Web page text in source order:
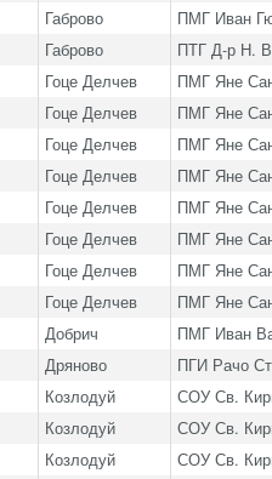
Габрово ПМГ Иван
Габрово ПТГ Д-р Н.
Гоце Делчев ПМГ Яне
Гоце Делчев ПМГ Яне
Гоце Делчев ПМГ Яне
Гоце Делчев ПМГ Яне
Гоце Делчев ПМГ Яне
Гоце Делчев ПМГ Яне
Гоце Делчев ПМГ Яне
Гоце Делчев ПМГ Яне
Добрич ПМГ Иван
Дряново ПГИ Рачо
Козлодуй СОУ Св.
Козлодуй СОУ Св.
Козлодуй СОУ Св.